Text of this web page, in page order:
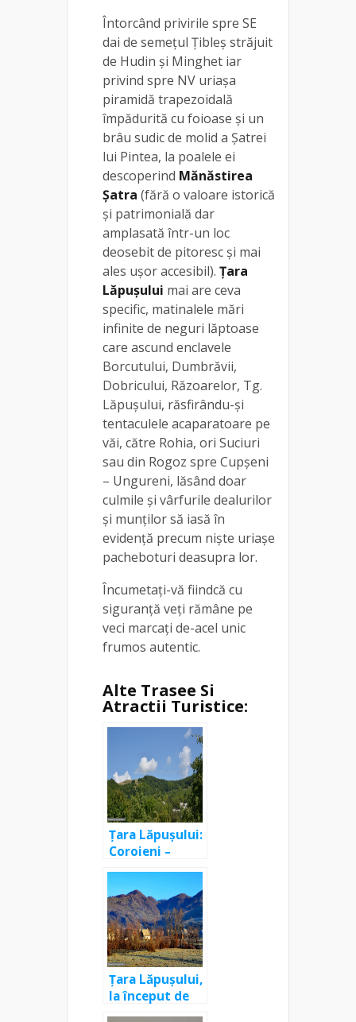
Întorcând privirile spre SE
dai de semeţul Ţibleş străjuit
de Hudin și Minghet iar
privind spre NV uriaşa
piramidă trapezoidală
împădurită cu foioase şi un
brâu sudic de molid a Şatrei
lui Pintea, la poalele ei
descoperind Mănăstirea
Şatra (fără o valoare istorică
şi patrimonială dar
amplasată într-un loc
deosebit de pitoresc şi mai
ales uşor accesibil). Ţara
Lăpuşului mai are ceva
specific, matinalele mări
infinite de neguri lăptoase
care ascund enclavele
Borcutului, Dumbrăvii,
Dobricului, Răzoarelor, Tg.
Lăpuşului, răsfirându-şi
tentaculele acaparatoare pe
văi, către Rohia, ori Suciuri
sau din Rogoz spre Cupşeni
– Ungureni, lăsând doar
culmile şi vârfurile dealurilor
şi munţilor să iasă în
evidență precum nişte uriaşe
pacheboturi deasupra lor.
Încumetaţi-vă fiindcă cu
siguranţă veţi rămâne pe
veci marcaţi de-acel unic
frumos autentic.
Alte Trasee Si
Atractii Turistice:
Țara Lăpușului:
Coroieni –
Drăghia –
Dealul Mare
Țara Lăpușului,
la început de
iarnă